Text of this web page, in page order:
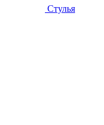
Стулья